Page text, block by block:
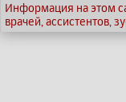
Информация на этом
врачей, ассистентов,